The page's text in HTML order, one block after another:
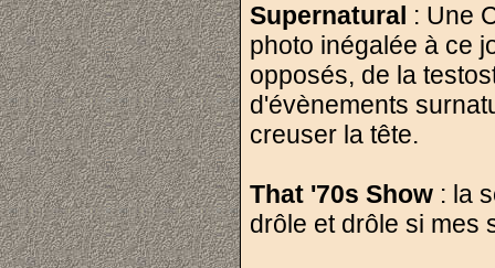
Supernatural : Une
photo inégalée à ce
opposés, de la
d'évènements
creuser la tête.
That '70s Show : la
drôle et drôle si mes